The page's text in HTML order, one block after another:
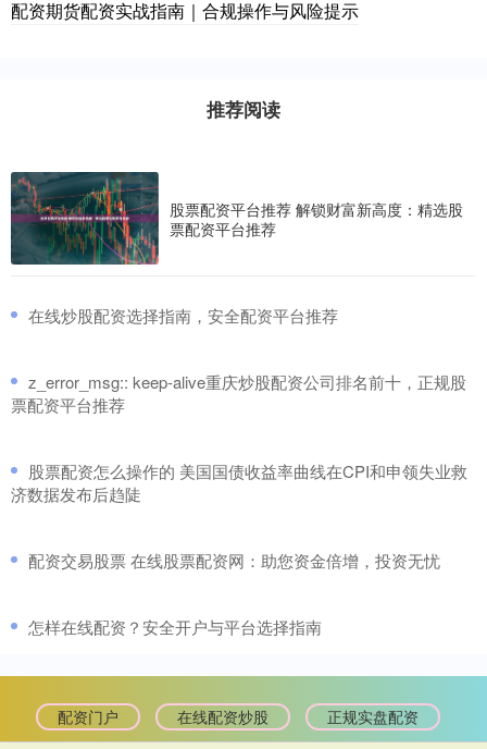
配资期货配资实战指南｜合规操作与风险提示
推荐阅读
股票配资平台推荐 解锁财富新高度：精选股
票配资平台推荐
​在线炒股配资选择指南，安全配资平台推荐
​z_error_msg:: keep-alive重庆炒股配资公司排名前十，正规股
票配资平台推荐
​股票配资怎么操作的 美国国债收益率曲线在CPI和申领失业救
济数据发布后趋陡
​配资交易股票 在线股票配资网：助您资金倍增，投资无忧
​怎样在线配资？安全开户与平台选择指南
配资门户 在线配资炒股 正规实盘配资